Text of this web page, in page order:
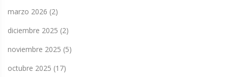
marzo 2026 (2)
diciembre 2025 (2)
noviembre 2025 (5)
octubre 2025 (17)